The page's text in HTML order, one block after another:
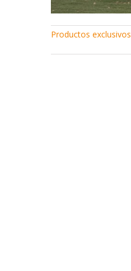
Productos exclusivos